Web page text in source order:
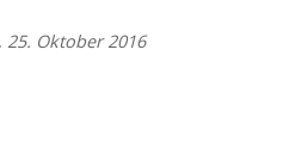
25. Oktober 2016